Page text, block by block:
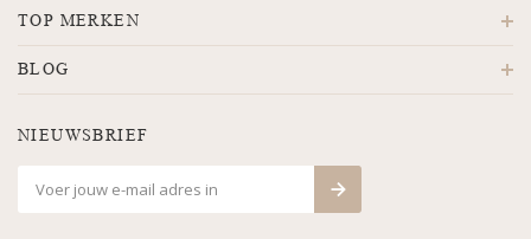
TOP MERKEN
BLOG
NIEUWSBRIEF